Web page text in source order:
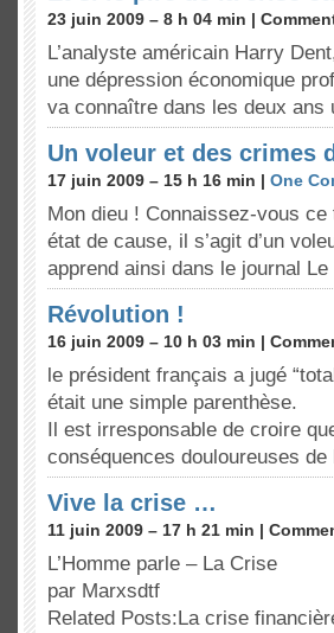
23 juin 2009 – 8 h 04 min |
L’analyste américain Harry
une dépression économique
va connaître dans les deux
Un voleur et des crimes
17 juin 2009 – 15 h 16 min | One
Mon dieu ! Connaissez-vous
état de cause, il s’agit d’un
apprend ainsi dans le journal
Révolution !
16 juin 2009 – 10 h 03 min |
le président français a jugé
était une simple parenthèse.
Il est irresponsable de croire
conséquences douloureuses
Vive la crise …
11 juin 2009 – 17 h 21 min |
L’Homme parle – La Crise
par Marxsdtf
Related Posts:La crise